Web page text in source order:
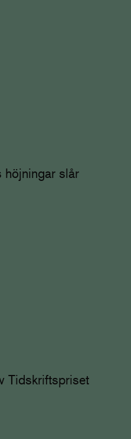
höjningar slår
Tidskriftspriset